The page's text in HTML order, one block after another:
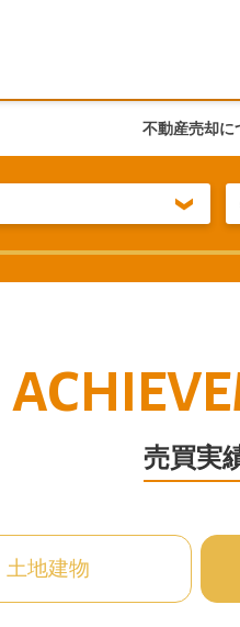
不動産売却に
売買実
土地建物